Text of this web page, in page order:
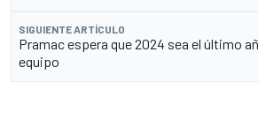
SIGUIENTE ARTÍCULO
Pramac espera que 2024 sea el último
equipo